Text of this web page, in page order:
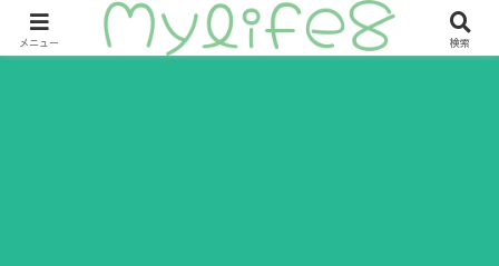
ITの力を味方につけて幸せになるためのサイトです。
メニュー 検索